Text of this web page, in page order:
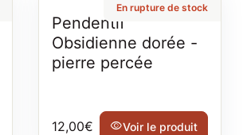
En rupture de stock
Pendentif
Obsidienne dorée -
pierre percée
Prix normal
12,00€ visibilityVoir le produit